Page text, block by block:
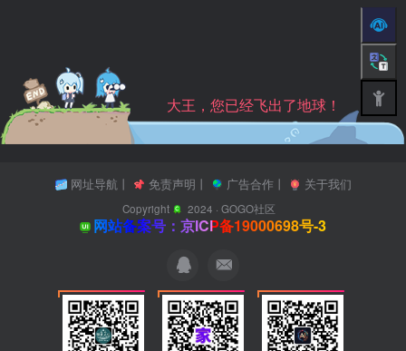
大王，您已经飞出了地球！
网址导航 丨 免责声明 丨 广告合作丨 关于我们
Copyright 2024 ·GOGO社区
网站备案号：京ICP备19000698号-3